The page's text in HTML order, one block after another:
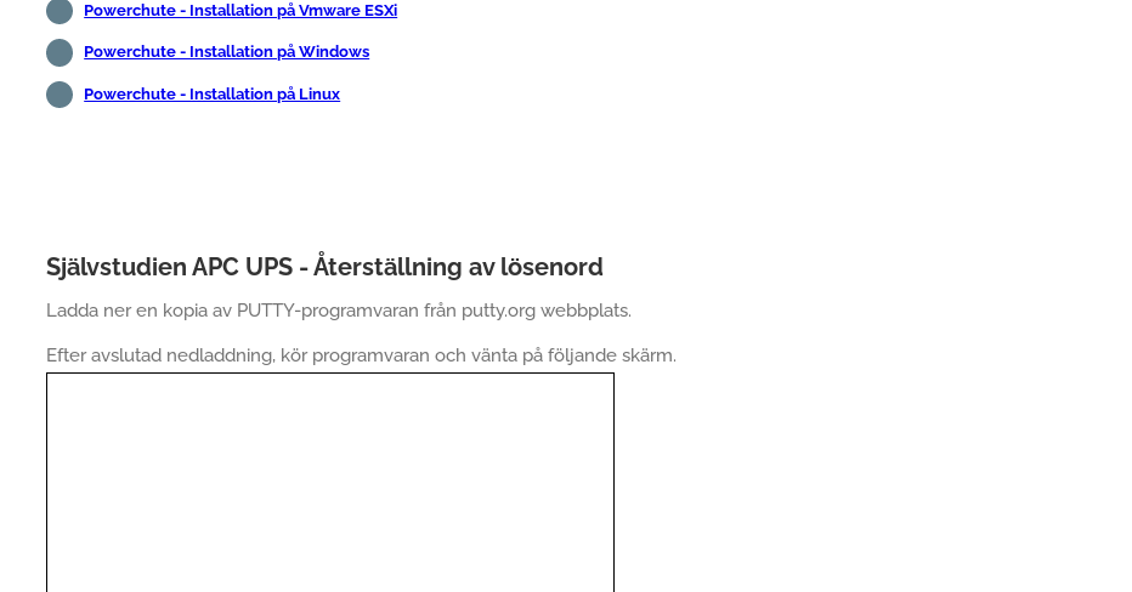
Powerchute - Installation på Vmware ESXi
Powerchute - Installation på Windows
Powerchute - Installation på Linux
Självstudien APC UPS - Återställning av lösenord
Ladda ner en kopia av PUTTY-programvaran från putty.org webbplats.
Efter avslutad nedladdning, kör programvaran och vänta på följande skärm.